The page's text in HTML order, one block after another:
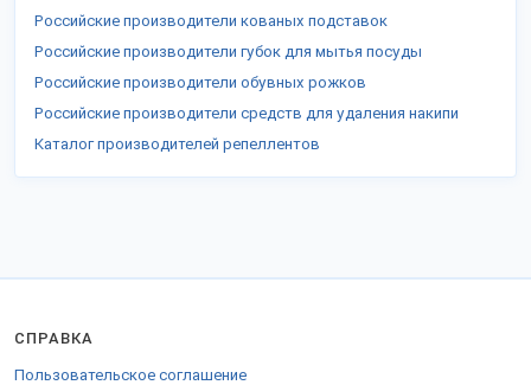
Российские производители кованых подставок
Российские производители губок для мытья посуды
Российские производители обувных рожков
Российские производители средств для удаления накипи
Каталог производителей репеллентов
СПРАВКА
Пользовательское соглашение